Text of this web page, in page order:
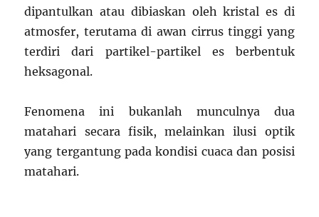
dipantulkan atau dibiaskan oleh kristal es di
atmosfer, terutama di awan cirrus tinggi yang
terdiri dari partikel-partikel es berbentuk
heksagonal.
Fenomena ini bukanlah munculnya dua
matahari secara fisik, melainkan ilusi optik
yang tergantung pada kondisi cuaca dan posisi
matahari.